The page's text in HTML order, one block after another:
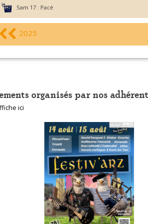
Sam 17 : Pacé
2025
organisés par nos
ici